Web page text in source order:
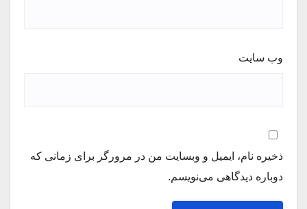
وب‌ سایت
ذخیره نام، ایمیل و وبسایت من در مرورگر برای زمانی که
دوباره دیدگاهی می‌نویسم.